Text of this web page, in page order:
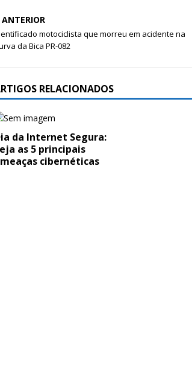
ANTERIOR
motociclista que morreu em acidente na
da Bica PR-082
RELACIONADOS
da Internet Segura:
as 5 principais
cibernéticas